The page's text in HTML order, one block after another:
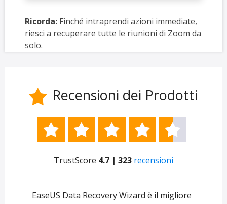
Ricorda: Finché intraprendi azioni immediate,
riesci a recuperare tutte le riunioni di Zoom da
solo.
 Recensioni dei Prodotti
    
TrustScore 4.7 | 323 recensioni
EaseUS Data Recovery Wizard è il migliore